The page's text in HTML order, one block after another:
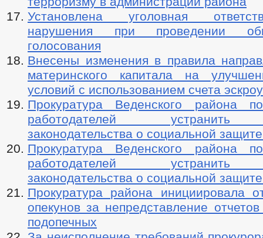
Установлена уголовная
нарушения при проведении
голосования
Внесены изменения в правила
материнского капитала на
условий с использованием счета эскроу
Прокуратура Веденского района
работодателей устранить
законодательства о социальной
Прокуратура Веденского района
работодателей устранить
законодательства о социальной
Прокуратура района инициировала
опекунов за непредставление
подопечных